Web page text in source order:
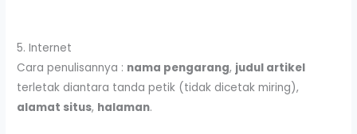
5. Internet
Cara penulisannya : nama pengarang, judul artikel
terletak diantara tanda petik (tidak dicetak miring),
alamat situs, halaman.